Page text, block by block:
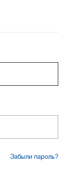
Забыли пароль?